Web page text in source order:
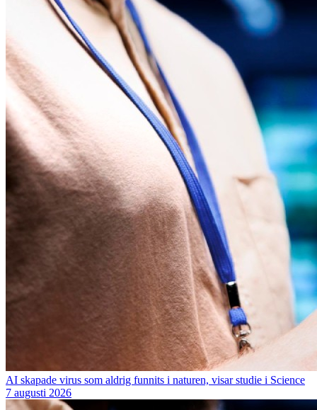
AI skapade virus som aldrig funnits i naturen, visar studie i Science
7 augusti 2026